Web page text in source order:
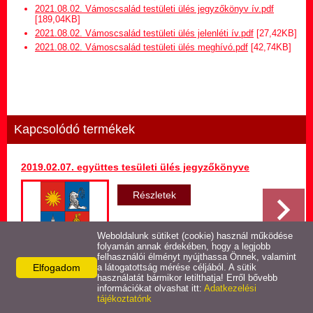
Hirdetmény termőföld
bérletére
Települési Arculati
Képviselő-testületi ülések
Egészségügyi ellátás
Egyéb szolgáltatások
Látnivalók
2021.08.02. Vámoscsalád testületi ülés jegyzőkönyv ív.pdf
[189,04KB]
2021.08.02. Vámoscsalád testületi ülés jelenléti ív.pdf [27,42KB]
2021.08.02. Vámoscsalád testületi ülés meghívó.pdf [42,74KB]
Kapcsolódó termékek
2019.02.07. együttes tesületi ülés jegyzőkönyve
Részletek
Vissza az előző oldalra!
Elfogadom
Weboldalunk sütiket (cookie) használ működése
folyamán annak érdekében, hogy a legjobb
felhasználói élményt nyújthassa Önnek, valamint
a látogatottság mérése céljából. A sütik
használatát bármikor letilthatja! Erről bővebb
információkat olvashat itt: Adatkezelési
tájékoztatónk